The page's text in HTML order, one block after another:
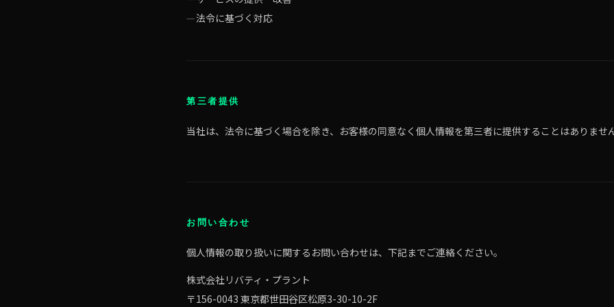
法令に基づく対応
第三者提供
当社は、法令に基づく場合を除き、お客様の同意なく個人情報を第三者に提供することはありませ
お問い合わせ
個人情報の取り扱いに関するお問い合わせは、下記までご連絡ください。
株式会社リバティ・プラント
〒156-0043 東京都世田谷区松原3-30-10-2F